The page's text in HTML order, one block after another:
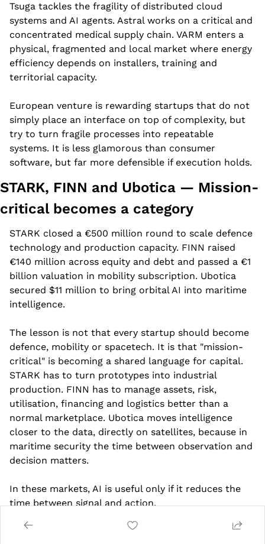
Tsuga tackles the fragility of distributed cloud
systems and AI agents. Astral works on a critical and
concentrated medical supply chain. VARM enters a
physical, fragmented and local market where energy
efficiency depends on installers, training and
territorial capacity.
European venture is rewarding startups that do not
simply place an interface on top of complexity, but
try to turn fragile processes into repeatable
systems. It is less glamorous than consumer
software, but far more defensible if execution holds.
STARK, FINN and Ubotica — Mission-
critical becomes a category
STARK closed a €500 million round to scale defence
technology and production capacity. FINN raised
€140 million across equity and debt and passed a €1
billion valuation in mobility subscription. Ubotica
secured $11 million to bring orbital AI into maritime
intelligence.
The lesson is not that every startup should become
defence, mobility or spacetech. It is that "mission-
critical" is becoming a shared language for capital.
STARK has to turn prototypes into industrial
production. FINN has to manage assets, risk,
utilisation, financing and logistics better than a
normal marketplace. Ubotica moves intelligence
closer to the data, directly on satellites, because in
maritime security the time between observation and
decision matters.
In these markets, AI is useful only if it reduces the
time between signal and action.
Almetra, Leyden Labs and Kalipso —